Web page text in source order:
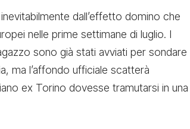
dall’effetto domino che
nelle prime settimane di luglio. I
sono già stati avviati per sondare
ma l’affondo ufficiale scatterà
ex Torino dovesse tramutarsi in una